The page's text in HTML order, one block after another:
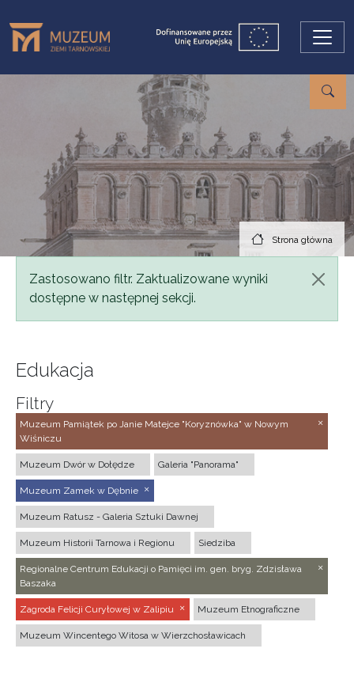
Strona główna
Komunikat
Zastosowano filtr. Zaktualizowane wyniki
dostępne w następnej sekcji.
Edukacja
Filtry
Muzeum Pamiątek po Janie Matejce "Koryznówka" w Nowym
Wiśniczu
Muzeum Dwór w Dołędze Galeria "Panorama"
Muzeum Zamek w Dębnie
Muzeum Ratusz - Galeria Sztuki Dawnej
Muzeum Historii Tarnowa i Regionu Siedziba
Regionalne Centrum Edukacji o Pamięci im. gen. bryg. Zdzisława
Baszaka
Zagroda Felicji Curyłowej w Zalipiu Muzeum Etnograficzne
Muzeum Wincentego Witosa w Wierzchosławicach